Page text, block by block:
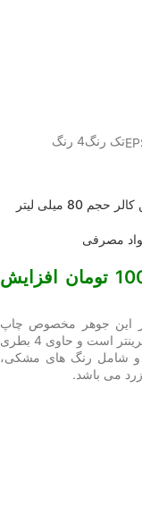
تک رنگ4 رنگ
80 میلی لیتر
مصرفی
قیمت تکی 10000 تومان افزایش
این جوهر مخصوص چاپ
عکس و مناسب انواع پرینتر است و حاوی 4 بطری
لیتری و شامل رنگ های مشکی،
زرد می باشد.